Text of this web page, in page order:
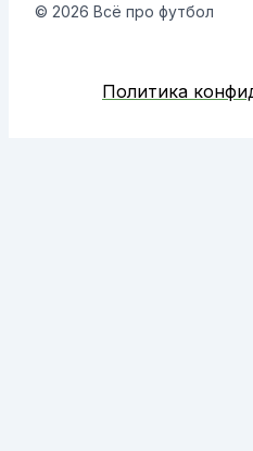
© 2026 Всё про футбол
Политика